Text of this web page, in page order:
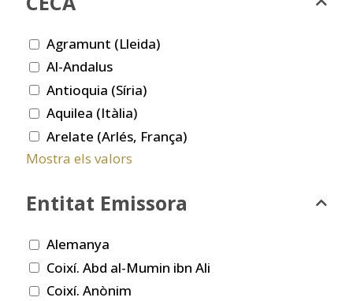
Agramunt (Lleida)
Al-Andalus
Antioquia (Síria)
Aquilea (Itàlia)
Arelate (Arlés, França)
Mostra els valors
Entitat Emissora
Alemanya
Coixí. Abd al-Mumin ibn Ali
Coixí. Anònim